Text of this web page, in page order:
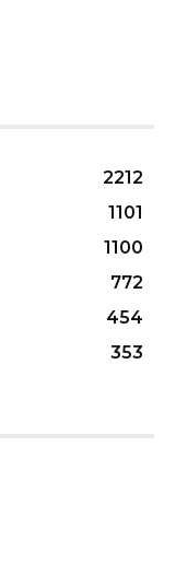
2212
1101
1100
772
454
353